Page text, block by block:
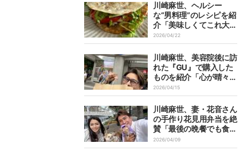
川崎麻世、ヘルシー
な“男料理”のレシピを紹
介「美味しくてこれ大好
き」
2026/04/22
川崎麻世、美容院後に訪
れた『GU』で購入した
ものを紹介「心が晴々し
ました」
2026/04/15
川崎麻世、妻・花音さん
の手作り花見用弁当を絶
賛「最後の晩餐でも食べ
たい」
2026/04/09